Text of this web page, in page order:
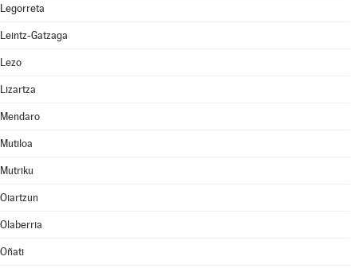
Legorreta
Leintz-Gatzaga
Lezo
Lizartza
Mendaro
Mutiloa
Mutriku
Oiartzun
Olaberria
Oñati